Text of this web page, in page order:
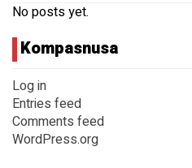
No posts yet.
Kompasnusa
Log in
Entries feed
Comments feed
WordPress.org